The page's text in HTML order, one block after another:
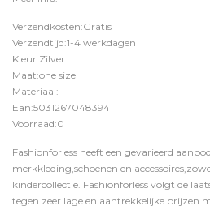
Verzendkosten:Gratis
Verzendtijd:1-4 werkdagen
Kleur:Zilver
Maat:one size
Materiaal:
Ean:5031267048394
Voorraad:0
Fashionforless heeft een gevarieerd
merkkleding,schoenen en
kindercollectie. Fashionforless volgt de
tegen zeer lage en aantrekkelijke prijzen